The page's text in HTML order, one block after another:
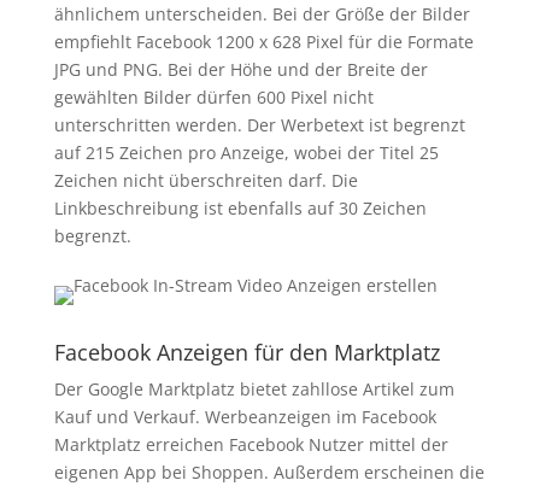
ähnlichem unterscheiden. Bei der Größe der Bilder
empfiehlt Facebook 1200 x 628 Pixel für die Formate
JPG und PNG. Bei der Höhe und der Breite der
gewählten Bilder dürfen 600 Pixel nicht
unterschritten werden. Der Werbetext ist begrenzt
auf 215 Zeichen pro Anzeige, wobei der Titel 25
Zeichen nicht überschreiten darf. Die
Linkbeschreibung ist ebenfalls auf 30 Zeichen
begrenzt.
Facebook Anzeigen für den Marktplatz
Der Google Marktplatz bietet zahllose Artikel zum
Kauf und Verkauf. Werbeanzeigen im Facebook
Marktplatz erreichen Facebook Nutzer mittel der
eigenen App bei Shoppen. Außerdem erscheinen die